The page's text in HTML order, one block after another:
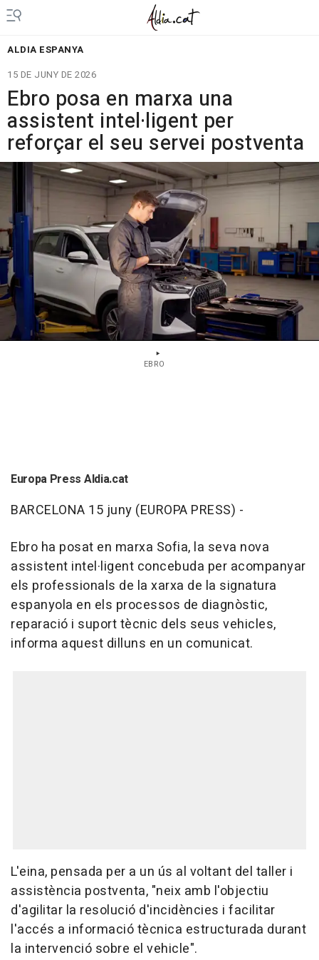
ALDIA ESPANYA
15 DE JUNY DE 2026
Ebro posa en marxa una
assistent intel·ligent per
reforçar el seu servei postventa
EBRO
Europa Press Aldia.cat
BARCELONA 15 juny (EUROPA PRESS) -
Ebro ha posat en marxa Sofia, la seva nova
assistent intel·ligent concebuda per acompanyar
els professionals de la xarxa de la signatura
espanyola en els processos de diagnòstic,
reparació i suport tècnic dels seus vehicles,
informa aquest dilluns en un comunicat.
L'eina, pensada per a un ús al voltant del taller i
assistència postventa, "neix amb l'objectiu
d'agilitar la resolució d'incidències i facilitar
l'accés a informació tècnica estructurada durant
la intervenció sobre el vehicle".